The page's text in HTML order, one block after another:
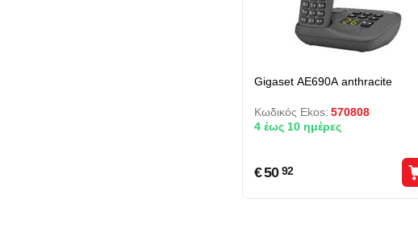
Gigaset AE690A anthracite
Κωδικός Ekos: 570808
4 έως 10 ημέρες
€50 92